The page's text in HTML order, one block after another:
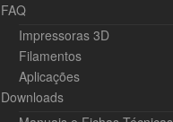
FAQ
Impressoras 3D
Filamentos
Aplicações
Downloads